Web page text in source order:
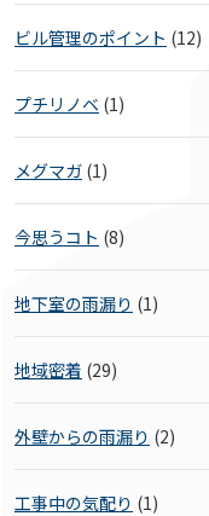
ビル管理のポイント (12)
プチリノベ (1)
メグマガ (1)
今思うコト (8)
地下室の雨漏り (1)
地域密着 (29)
外壁からの雨漏り (2)
工事中の気配り (1)